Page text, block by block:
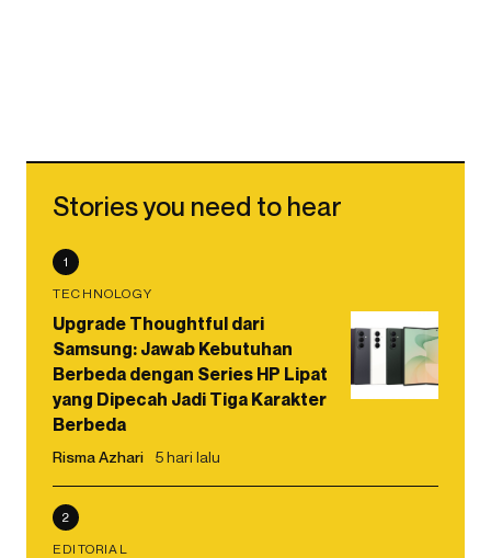
Stories you need to hear
1
TECHNOLOGY
Upgrade Thoughtful dari
Samsung: Jawab Kebutuhan
Berbeda dengan Series HP Lipat
yang Dipecah Jadi Tiga Karakter
Berbeda
Risma Azhari 5 hari lalu
2
EDITORIAL